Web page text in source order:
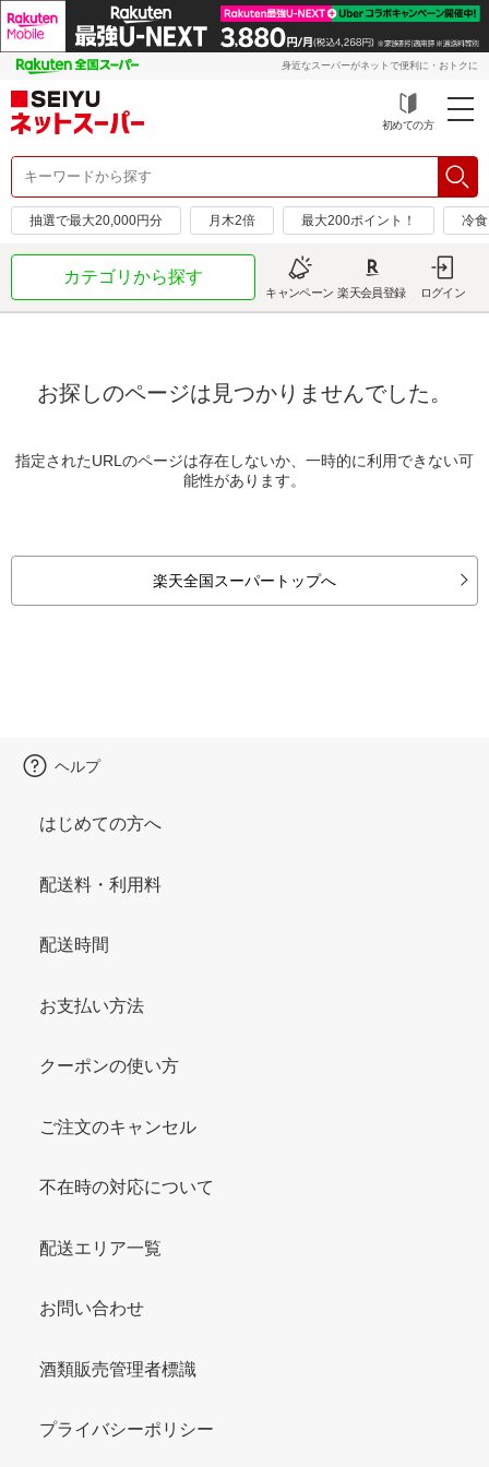
身近なスーパーがネットで便利に・おトクに
初めての方
抽選で最大20,000円分 月木2倍 最大200ポイント！ 冷
カテゴリから探す
キャンペーン 楽天会員登録 ログイン
お探しのページは見つかりませんでした。
指定されたURLのページは存在しないか、一時的に利用できない可
能性があります。
楽天全国スーパートップへ
ヘルプ
はじめての方へ
配送料・利用料
配送時間
お支払い方法
クーポンの使い方
ご注文のキャンセル
不在時の対応について
配送エリア一覧
お問い合わせ
酒類販売管理者標識
プライバシーポリシー